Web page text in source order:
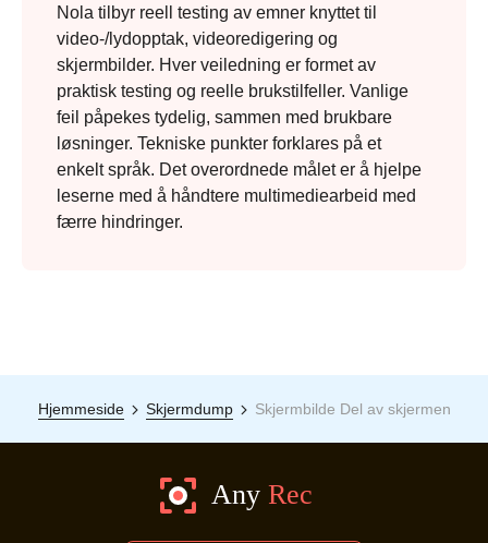
Nola tilbyr reell testing av emner knyttet til
video-/lydopptak, videoredigering og
skjermbilder. Hver veiledning er formet av
praktisk testing og reelle brukstilfeller. Vanlige
feil påpekes tydelig, sammen med brukbare
løsninger. Tekniske punkter forklares på et
enkelt språk. Det overordnede målet er å hjelpe
leserne med å håndtere multimediearbeid med
færre hindringer.
Hjemmeside Skjermdump Skjermbilde Del av skjermen